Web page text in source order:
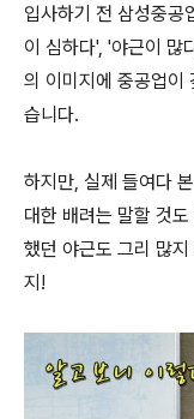
입사하기 전 삼성중공
이 심하다', '야근이 많
의 이미지에 중공업이
습니다.
하지만, 실제 들여다
대한 배려는 말할 것
했던 야근도 그리 많
지!